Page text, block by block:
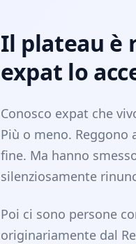
Il plateau è
expat lo
Conosco expat che
Più o meno.
fine. Ma hanno
silenziosamente
Poi ci sono persone
originariamente dal